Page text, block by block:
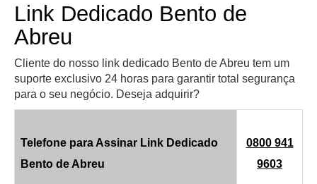
Link Dedicado Bento de
Abreu
Cliente do nosso link dedicado Bento de Abreu tem um
suporte exclusivo 24 horas para garantir total segurança
para o seu negócio. Deseja adquirir?
Telefone para Assinar Link Dedicado
Bento de Abreu
0800 941
9603